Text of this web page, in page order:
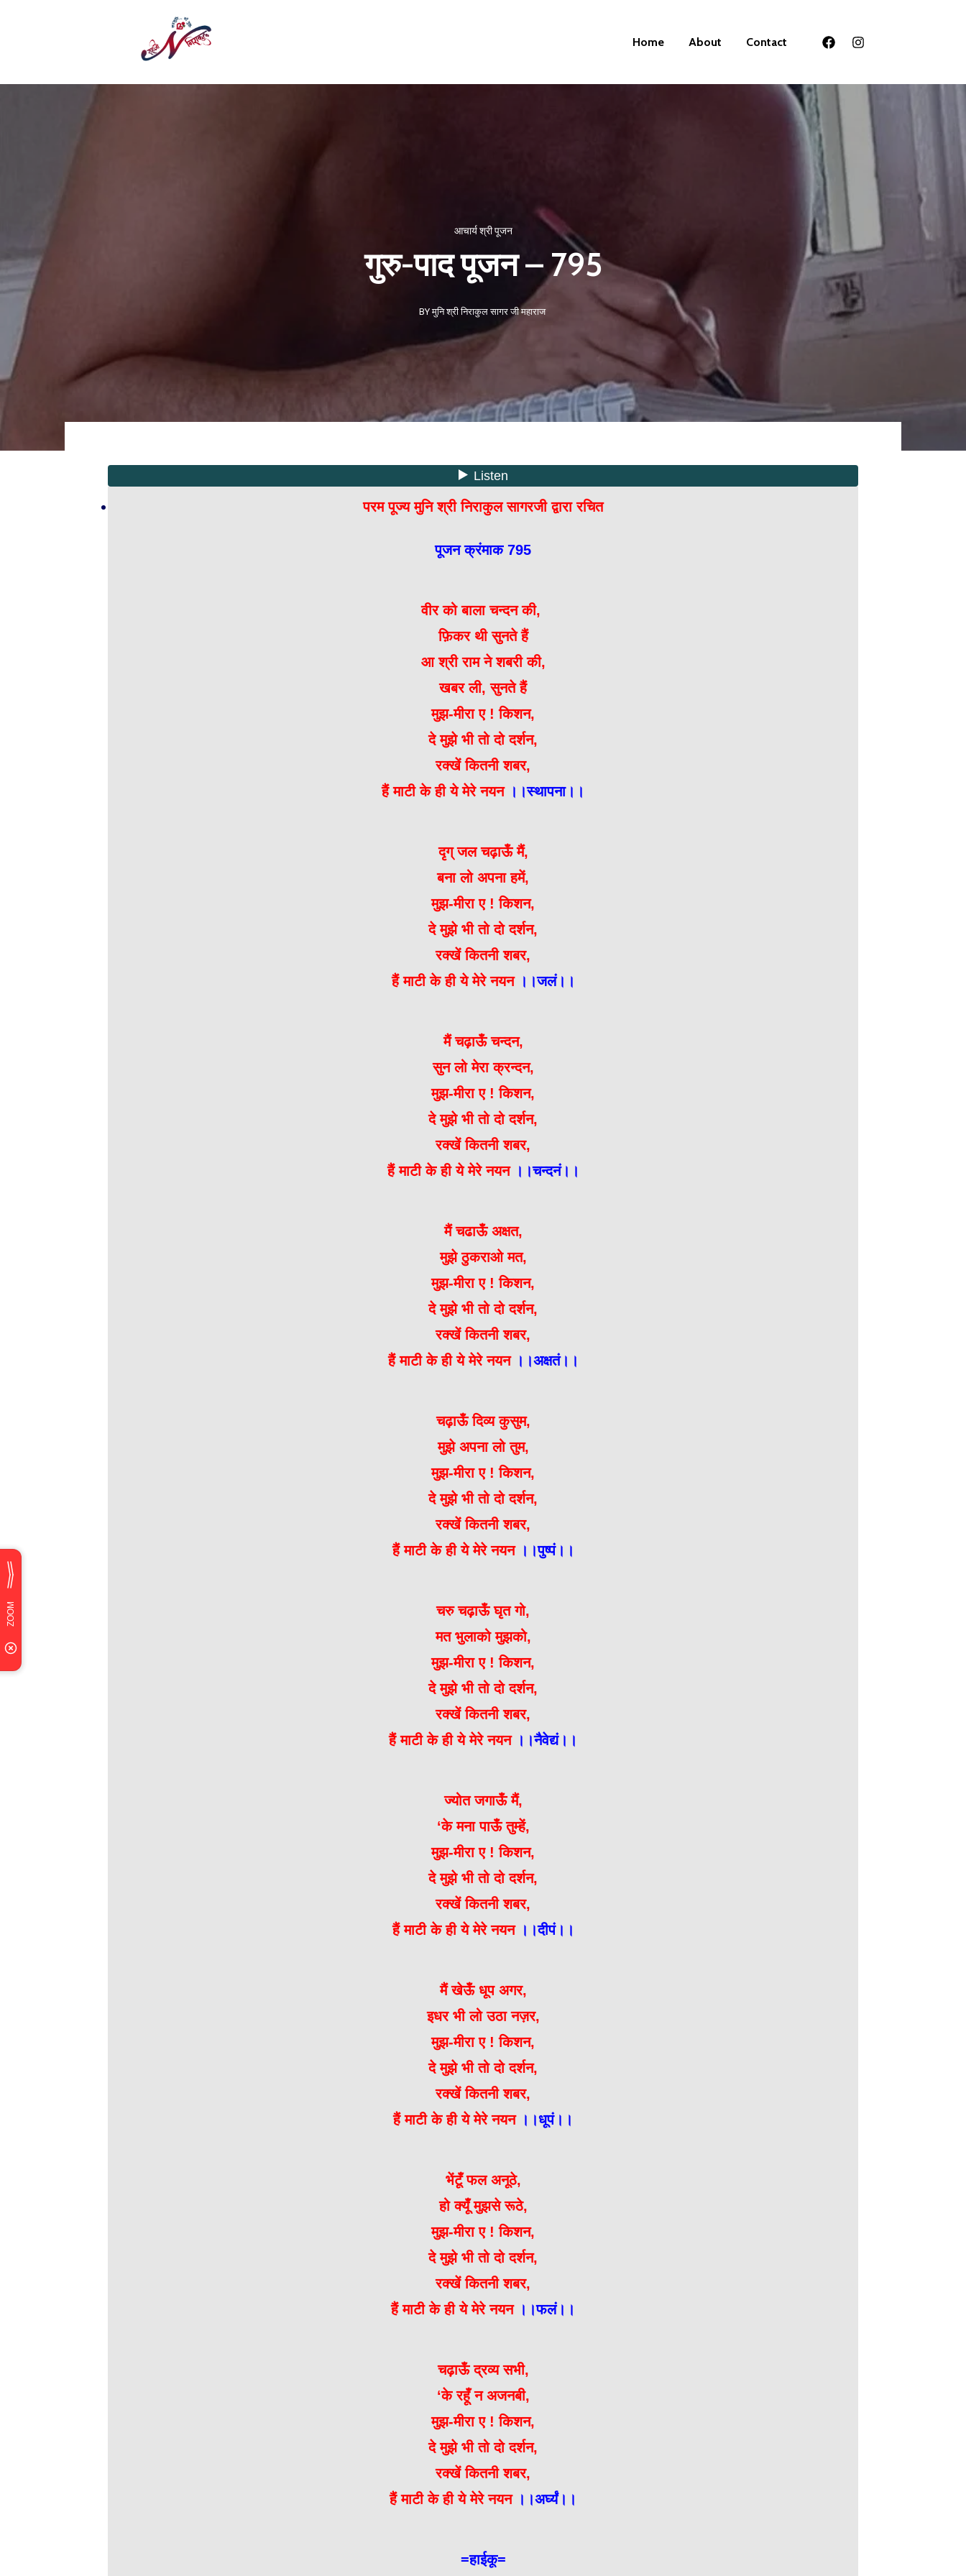
Home About Contact
आचार्य श्री पूजन
गुरु-पाद पूजन – 795
BY मुनि श्री निराकुल सागर जी महाराज
परम पूज्य मुनि श्री निराकुल सागरजी द्वारा रचित
पूजन क्रंमाक 795
वीर को बाला चन्दन की,
फ़िकर थी सुनते हैं
आ श्री राम ने शबरी की,
खबर ली, सुनते हैं
मुझ-मीरा ए ! किशन,
दे मुझे भी तो दो दर्शन,
रक्खें कितनी शबर,
हैं माटी के ही ये मेरे नयन।।स्थापना।।
दृग् जल चढ़ाऊँ मैं,
बना लो अपना हमें,
मुझ-मीरा ए ! किशन,
दे मुझे भी तो दो दर्शन,
रक्खें कितनी शबर,
हैं माटी के ही ये मेरे नयन।।जलं।।
मैं चढ़ाऊँ चन्दन,
सुन लो मेरा क्रन्दन,
मुझ-मीरा ए ! किशन,
दे मुझे भी तो दो दर्शन,
रक्खें कितनी शबर,
हैं माटी के ही ये मेरे नयन।।चन्दनं।।
मैं चढाऊँ अक्षत,
मुझे ठुकराओ मत,
मुझ-मीरा ए ! किशन,
दे मुझे भी तो दो दर्शन,
रक्खें कितनी शबर,
हैं माटी के ही ये मेरे नयन।।अक्षतं।।
चढ़ाऊँ दिव्य कुसुम,
मुझे अपना लो तुम,
मुझ-मीरा ए ! किशन,
दे मुझे भी तो दो दर्शन,
रक्खें कितनी शबर,
हैं माटी के ही ये मेरे नयन ।।पुष्पं।।
चरु चढ़ाऊँ घृत गो,
मत भुलाको मुझको,
मुझ-मीरा ए ! किशन,
दे मुझे भी तो दो दर्शन,
रक्खें कितनी शबर,
हैं माटी के ही ये मेरे नयन ।।नैवेद्यं।।
ज्योत जगाऊँ मैं,
‘के मना पाऊँ तुम्हें,
मुझ-मीरा ए ! किशन,
दे मुझे भी तो दो दर्शन,
रक्खें कितनी शबर,
हैं माटी के ही ये मेरे नयन।।दीपं।।
मैं खेऊँ धूप अगर,
इधर भी लो उठा नज़र,
मुझ-मीरा ए ! किशन,
दे मुझे भी तो दो दर्शन,
रक्खें कितनी शबर,
हैं माटी के ही ये मेरे नयन ।।धूपं।।
भेंटूँ फल अनूठे,
हो क्यूँ मुझसे रूठे,
मुझ-मीरा ए ! किशन,
दे मुझे भी तो दो दर्शन,
रक्खें कितनी शबर,
हैं माटी के ही ये मेरे नयन ।।फलं।।
चढ़ाऊँ द्रव्य सभी,
‘के रहूँ न अजनबी,
मुझ-मीरा ए ! किशन,
दे मुझे भी तो दो दर्शन,
रक्खें कितनी शबर,
हैं माटी के ही ये मेरे नयन ।।अर्घ्यं।।
=हाईकू=